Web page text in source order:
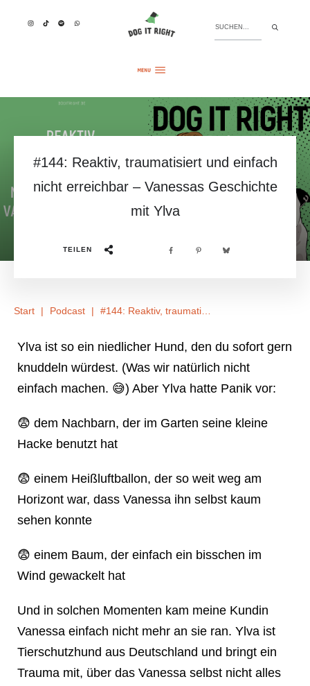
#144: Reaktiv, traumatisiert und einfach
nicht erreichbar – Vanessas Geschichte
mit Ylva
TEILEN
Start | Podcast |
Ylva ist so ein niedlicher Hund, den du sofort gern
knuddeln würdest. (Was wir natürlich nicht
einfach machen. 😅) Aber Ylva hatte Panik vor:
😨 dem Nachbarn, der im Garten seine kleine
Hacke benutzt hat
😨 einem Heißluftballon, der so weit weg am
Horizont war, dass Vanessa ihn selbst kaum
sehen konnte
😨 einem Baum, der einfach ein bisschen im
Wind gewackelt hat
Und in solchen Momenten kam meine Kundin
Vanessa einfach nicht mehr an sie ran. Ylva ist
Tierschutzhund aus Deutschland und bringt ein
Trauma mit, über das Vanessa selbst nicht alles